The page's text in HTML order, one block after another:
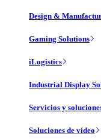
Design &
Gaming Solutions
iLogistics
Industrial Display
Servicios y
Soluciones de vídeo